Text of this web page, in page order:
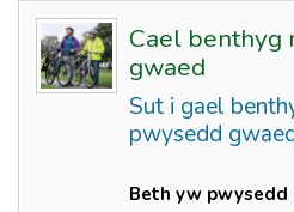
Cael benthyg
gwaed
Sut i gael
pwysedd
Beth yw pwysedd